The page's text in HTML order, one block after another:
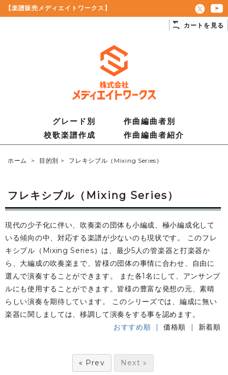
【楽譜販売メディエイトワークス】
カートを見る
グレード別
作曲編曲者別
校歌楽譜作成
作曲編曲者紹介
ホーム > 目的別 > フレキシブル（Mixing Series）
フレキシブル（Mixing Series）
現代の少子化に伴い、吹奏楽の団体も小編成、極小編成化して
いる傾向の中、対応する楽譜が少ないのも現状です。 このフレ
キシブル（Mixing Series）は、最少5人の管楽器と打楽器か
ら、大編成の吹奏楽まで、皆様の団体の事情に合わせ、自由に
選んで演奏することができます。 また各1名にして、アンサンブ
ルにも使用することができます。皆様の豊富な発想の元、素晴
らしい演奏を期待しています。 このシリーズでは、編成に無い
楽器に関しましては、移調して演奏をする事を認めます。
おすすめ順 |価格順 新着順
« Prev Next »